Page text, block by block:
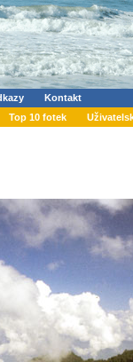
Kontakt
Top 10 fotek